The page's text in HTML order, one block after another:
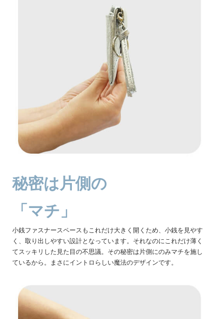
秘密は片側の
「マチ」
小銭ファスナースペースもこれだけ大きく開くため、小銭を見やす
く、取り出しやすい設計となっています。それなのにこれだけ薄く
てスッキリした見た目の不思議。その秘密は片側にのみマチを施し
ているから。まさにイントロらしい魔法のデザインです。